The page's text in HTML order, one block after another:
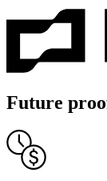
Future